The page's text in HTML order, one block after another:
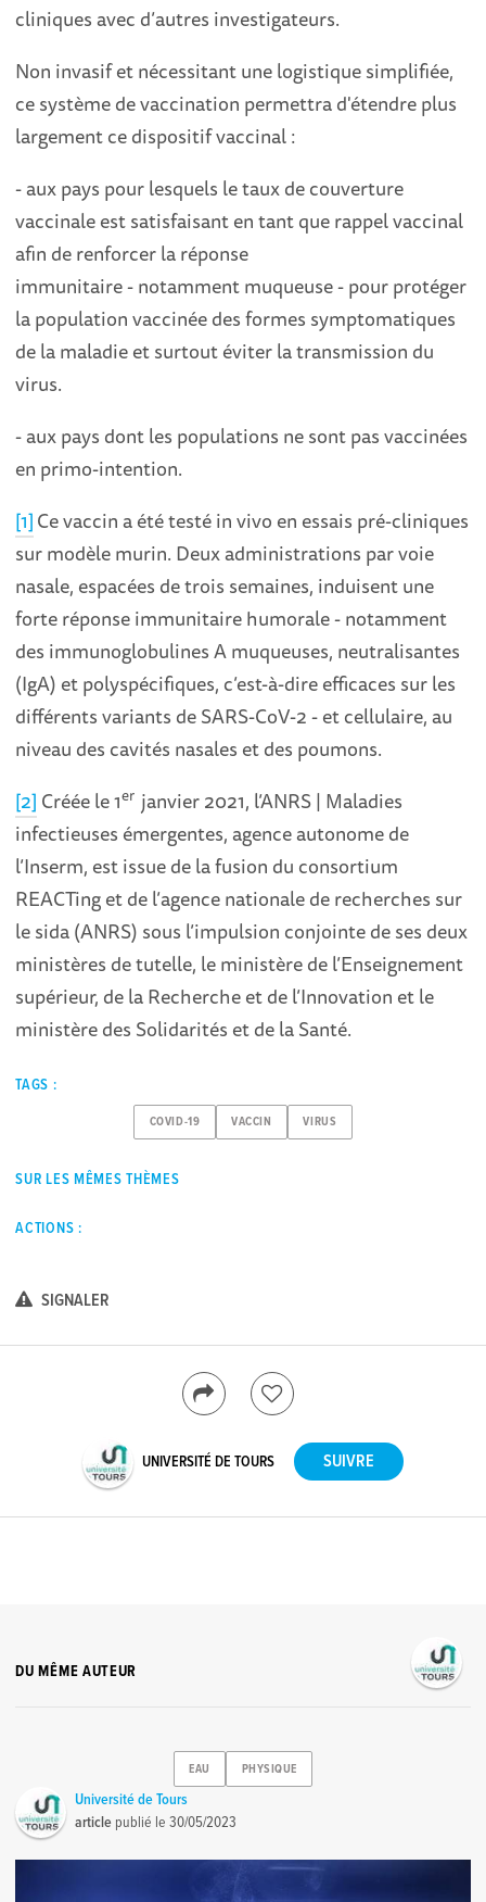
cliniques avec d’autres investigateurs.
Non invasif et nécessitant une logistique simplifiée,
ce système de vaccination permettra d'étendre plus
largement ce dispositif vaccinal :
- aux pays pour lesquels le taux de couverture
vaccinale est satisfaisant en tant que rappel vaccinal
afin de renforcer la réponse
immunitaire - notamment muqueuse - pour protéger
la population vaccinée des formes symptomatiques
de la maladie et surtout éviter la transmission du
virus.
- aux pays dont les populations ne sont pas vaccinées
en primo-intention.
[1]Ce vaccin a été testé in vivo en essais pré-cliniques
sur modèle murin. Deux administrations par voie
nasale, espacées de trois semaines, induisent une
forte réponse immunitaire humorale - notamment
des immunoglobulines A muqueuses, neutralisantes
(IgA) et polyspécifiques, c’est-à-dire efficaces sur les
différents variants de SARS-CoV-2 - et cellulaire, au
niveau des cavités nasales et des poumons.
[2] Créée le 1er janvier 2021, l’ANRS | Maladies
infectieuses émergentes, agence autonome de
l’Inserm, est issue de la fusion du consortium
REACTing et de l’agence nationale de recherches sur
le sida (ANRS) sous l’impulsion conjointe de ses deux
ministères de tutelle, le ministère de l’Enseignement
supérieur, de la Recherche et de l’Innovation et le
ministère des Solidarités et de la Santé.
TAGS :
COVID-19 VACCIN VIRUS
SUR LES MÊMES THÈMES
ACTIONS :
SIGNALER
UNIVERSITÉ DE TOURS
DU MÊME AUTEUR
EAU PHYSIQUE
Université de Tours
article publié le30/05/2023